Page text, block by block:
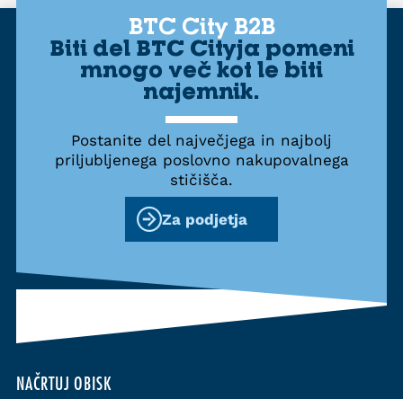
NAČRTUJ OBISK
BTC City B2B
Biti del BTC Cityja pomeni
mnogo več kot le biti
najemnik.
Postanite del največjega in najbolj
priljubljenega poslovno nakupovalnega
stičišča.
Za podjetja